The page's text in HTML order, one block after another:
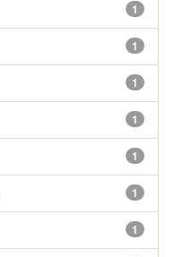
1
1
1
1
1
1
1